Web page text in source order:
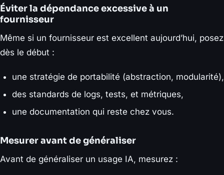
Éviter la dépendance excessive à un
fournisseur
Même si un fournisseur est excellent aujourd’hui, posez
dès le début :
une stratégie de portabilité (abstraction, modularité),
des standards de logs, tests, et métriques,
une documentation qui reste chez vous.
Mesurer avant de généraliser
Avant de généraliser un usage IA, mesurez :